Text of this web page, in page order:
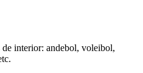
de interior: andebol, voleibol,